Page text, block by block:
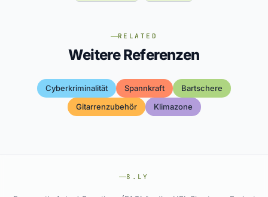
RELATED
Weitere Referenzen
Cyberkriminalität Spannkraft
Bartschere
Gitarrenzubehör
Klimazone
8.LY